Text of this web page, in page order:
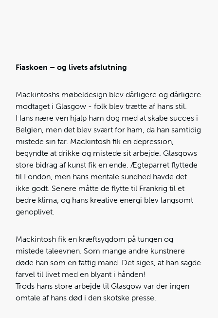
Fiaskoen – og livets afslutning
Mackintoshs møbeldesign blev dårligere og dårligere
modtaget i Glasgow - folk blev trætte af hans stil.
Hans nære ven hjalp ham dog med at skabe succes i
Belgien, men det blev svært for ham, da han samtidig
mistede sin far. Mackintosh fik en depression,
begyndte at drikke og mistede sit arbejde. Glasgows
store bidrag af kunst fik en ende. Ægteparret flyttede
til London, men hans mentale sundhed havde det
ikke godt. Senere måtte de flytte til Frankrig til et
bedre klima, og hans kreative energi blev langsomt
genoplivet.
Mackintosh fik en kræftsygdom på tungen og
mistede taleevnen. Som mange andre kunstnere
døde han som en fattig mand. Det siges, at han sagde
farvel til livet med en blyant i hånden!
Trods hans store arbejde til Glasgow var der ingen
omtale af hans død i den skotske presse.